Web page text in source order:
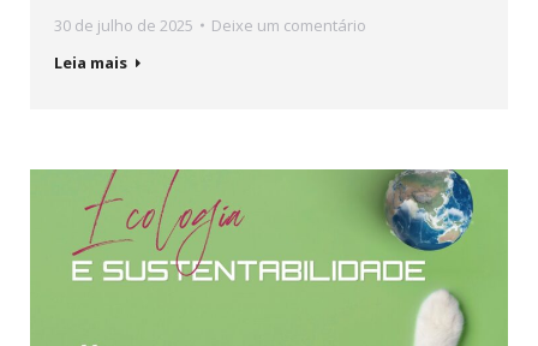
30 de julho de 2025
Deixe um comentário
Leia mais